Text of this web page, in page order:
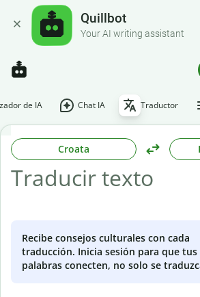
Quillbot
Your AI writing assistant
de IA Chat IA Traductor
Croata
Recibe consejos culturales con cada
traducción. Inicia sesión para que tus
palabras conecten, no solo se